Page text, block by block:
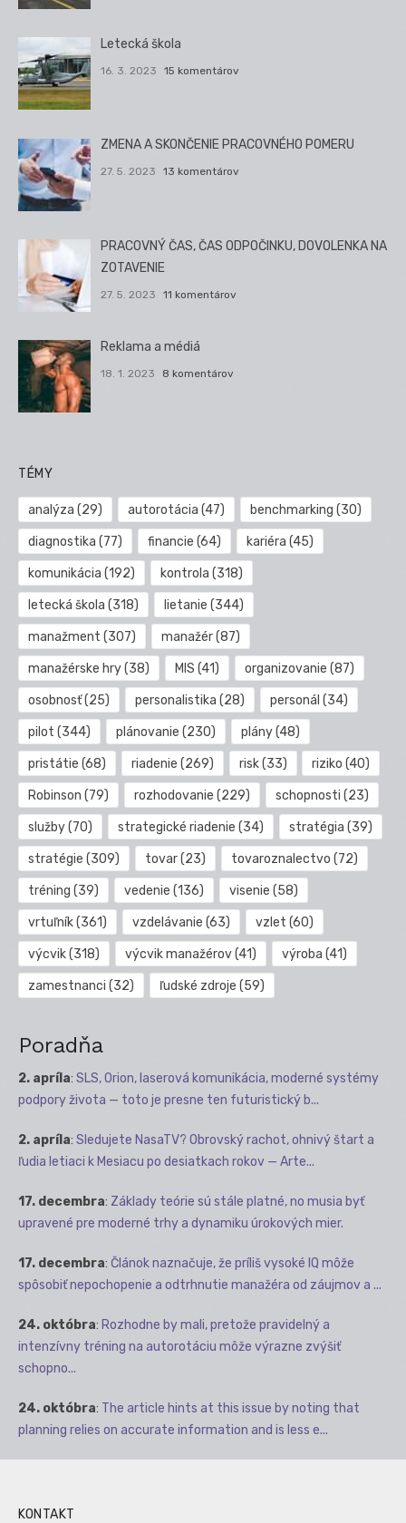
Letecká škola
16. 3. 2023 15 komentárov
ZMENA A SKONČENIE PRACOVNÉHO POMERU
27. 5. 2023 13 komentárov
PRACOVNÝ ČAS, ČAS ODPOČINKU, DOVOLENKA NA
ZOTAVENIE
27. 5. 2023 11 komentárov
Reklama a médiá
18. 1. 2023 8 komentárov
TÉMY
analýza (29) autorotácia (47) benchmarking (30)
diagnostika (77) financie (64) kariéra (45)
komunikácia (192) kontrola (318)
letecká škola (318) lietanie (344)
manažment (307) manažér(87)
manažérske hry(38) MIS (41) organizovanie (87)
osobnosť(25) personalistika (28) personál (34)
pilot (344) plánovanie (230) plány(48)
pristátie (68) riadenie (269) risk(33) riziko (40)
Robinson (79) rozhodovanie (229) schopnosti (23)
služby(70) strategické riadenie (34) stratégia (39)
stratégie (309) tovar(23) tovaroznalectvo (72)
tréning (39) vedenie (136) visenie (58)
vrtuľník(361) vzdelávanie (63) vzlet (60)
výcvik(318) výcvik manažérov(41) výroba (41)
zamestnanci (32) ľudské zdroje (59)
Poradňa
2. apríla: SLS, Orion, laserová komunikácia, moderné systémy
podpory života — toto je presne ten futuristický b...
2. apríla: Sledujete NasaTV? Obrovský rachot, ohnivý štart a
ľudia letiaci k Mesiacu po desiatkach rokov — Arte...
17. decembra: Základy teórie sú stále platné, no musia byť
upravené pre moderné trhy a dynamiku úrokových mier.
17. decembra: Článok naznačuje, že príliš vysoké IQ môže
spôsobiť nepochopenie a odtrhnutie manažéra od záujmov a ...
24. októbra: Rozhodne by mali, pretože pravidelný a
intenzívny tréning na autorotáciu môže výrazne zvýšiť
schopno...
24. októbra: The article hints at this issue by noting that
planning relies on accurate information and is less e...
KONTAKT